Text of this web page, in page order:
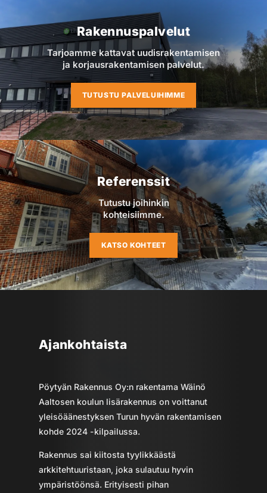
Rakennuspalvelut
Tarjoamme kattavat uudisrakentamisen
ja korjausrakentamisen palvelut.
TUTUSTU PALVELUIHIMME
Referenssit
Tutustu joihinkin
kohteisiimme.
KATSO KOHTEET
Ajankohtaista
Pöytyän Rakennus Oy:n rakentama Wäinö
Aaltosen koulun lisärakennus on voittanut
yleisöäänestyksen Turun hyvän rakentamisen
kohde 2024 -kilpailussa.
Rakennus sai kiitosta tyylikkäästä
arkkitehtuuristaan, joka sulautuu hyvin
ympäristöönsä. Erityisesti pihan